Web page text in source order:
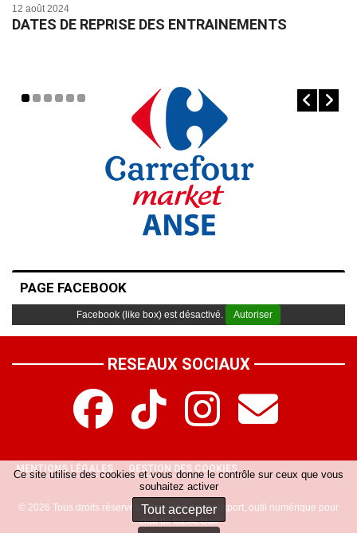
12 août 2024
DATES DE REPRISE DES ENTRAINEMENTS
PAGE FACEBOOK
Facebook (like box) est désactivé. Autoriser
RESEAUX SOCIAUX
MENTIONS LÉGALES GESTION DES COOKIES
© 2026 Tous droits réservés - Propulsé parKalisport, outil numérique pour
club de basketball
Ce site utilise des cookies et vous donne le contrôle sur ceux que vous
souhaitez activer
Tout accepter